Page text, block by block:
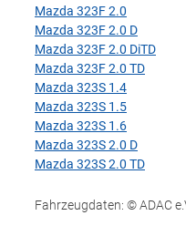
Mazda 323F 2.0
Mazda 323F 2.0 D
Mazda 323F 2.0 DiTD
Mazda 323F 2.0 TD
Mazda 323S 1.4
Mazda 323S 1.5
Mazda 323S 1.6
Mazda 323S 2.0 D
Mazda 323S 2.0 TD
Fahrzeugdaten: © ADAC